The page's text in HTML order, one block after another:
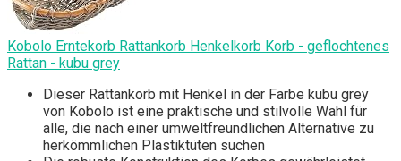
Kobolo Erntekorb Rattankorb Henkelkorb Korb - geflochtenes
Rattan - kubu grey
Dieser Rattankorb mit Henkel in der Farbe kubu grey
von Kobolo ist eine praktische und stilvolle Wahl für
alle, die nach einer umweltfreundlichen Alternative zu
herkömmlichen Plastiktüten suchen